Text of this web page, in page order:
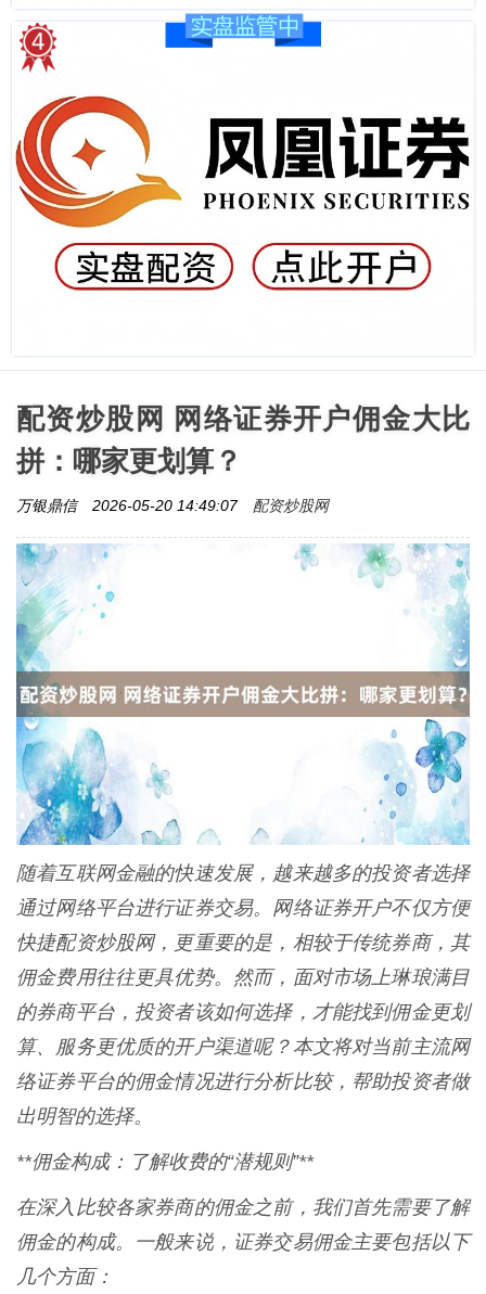
配资炒股网 网络证券开户佣金大比
拼：哪家更划算？
万银鼎信 2026-05-20 14:49:07 配资炒股网
随着互联网金融的快速发展，越来越多的投资者选择
通过网络平台进行证券交易。网络证券开户不仅方便
快捷配资炒股网，更重要的是，相较于传统券商，其
佣金费用往往更具优势。然而，面对市场上琳琅满目
的券商平台，投资者该如何选择，才能找到佣金更划
算、服务更优质的开户渠道呢？本文将对当前主流网
络证券平台的佣金情况进行分析比较，帮助投资者做
出明智的选择。
**佣金构成：了解收费的“潜规则”**
在深入比较各家券商的佣金之前，我们首先需要了解
佣金的构成。一般来说，证券交易佣金主要包括以下
几个方面：